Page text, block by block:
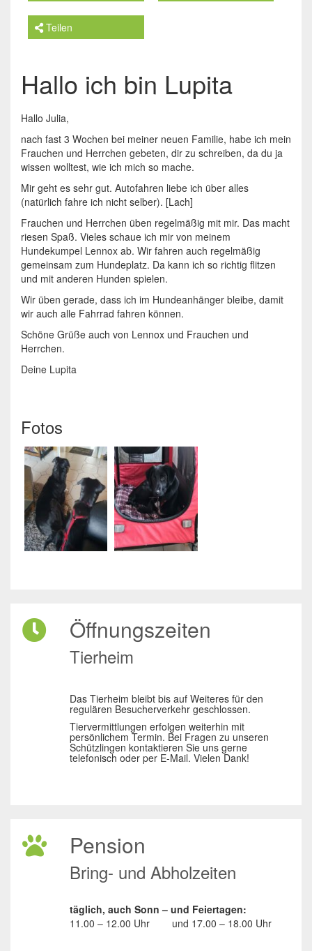
Teilen
Hallo ich bin Lupita
Hallo Julia,
nach fast 3 Wochen bei meiner neuen Familie, habe ich mein
Frauchen und Herrchen gebeten, dir zu schreiben, da du ja
wissen wolltest, wie ich mich so mache.
Mir geht es sehr gut. Autofahren liebe ich über alles
(natürlich fahre ich nicht selber). [Lach]
Frauchen und Herrchen üben regelmäßig mit mir. Das macht
riesen Spaß. Vieles schaue ich mir von meinem
Hundekumpel Lennox ab. Wir fahren auch regelmäßig
gemeinsam zum Hundeplatz. Da kann ich so richtig flitzen
und mit anderen Hunden spielen.
Wir üben gerade, dass ich im Hundeanhänger bleibe, damit
wir auch alle Fahrrad fahren können.
Schöne Grüße auch von Lennox und Frauchen und
Herrchen.
Deine Lupita
Fotos
Öffnungszeiten
Tierheim
Das Tierheim bleibt bis auf Weiteres für den
regulären Besucherverkehr geschlossen.
Tiervermittlungen erfolgen weiterhin mit
persönlichem Termin. Bei Fragen zu unseren
Schützlingen kontaktieren Sie uns gerne
telefonisch oder per E-Mail. Vielen Dank!
Pension
Bring- und Abholzeiten
täglich, auch Sonn – und Feiertagen:
11.00 – 12.00 Uhr
und 17.00 – 18.00 Uhr